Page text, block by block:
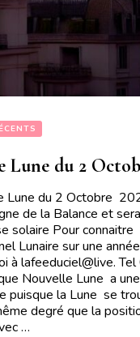
Lune du 2 Octobre
de la Balance et
solaire Pour
Lunaire sur une
à lafeeduciel@live.
Nouvelle Lune a
puisque la Lune se
degré que la
…